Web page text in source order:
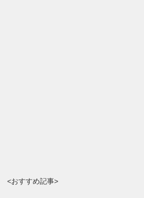
<おすすめ記事>